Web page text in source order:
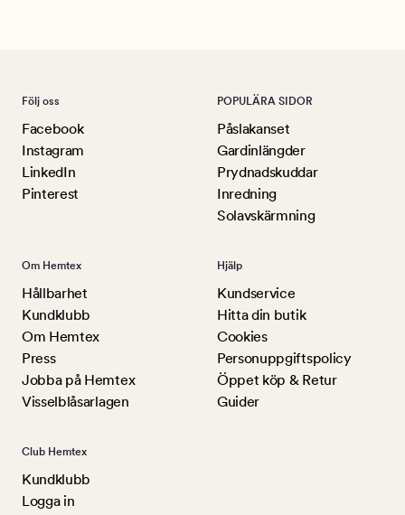
Följ oss
Facebook
Instagram
LinkedIn
Pinterest
POPULÄRA SIDOR
Påslakanset
Gardinlängder
Prydnadskuddar
Inredning
Solavskärmning
Om Hemtex
Hållbarhet
Kundklubb
Om Hemtex
Press
Jobba på Hemtex
Visselblåsarlagen
Hjälp
Kundservice
Hitta din butik
Cookies
Personuppgiftspolicy
Öppet köp & Retur
Guider
Club Hemtex
Kundklubb
Logga in